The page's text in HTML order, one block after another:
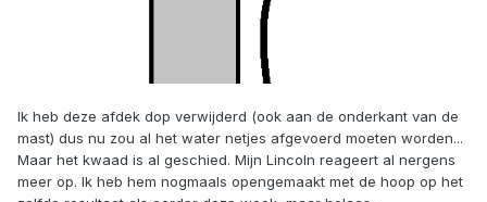
Ik heb deze afdek dop verwijderd (ook aan de onderkant van de
mast) dus nu zou al het water netjes afgevoerd moeten worden...
Maar het kwaad is al geschied. Mijn Lincoln reageert al nergens
meer op. Ik heb hem nogmaals opengemaakt met de hoop op het